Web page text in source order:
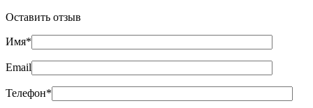
Оставить отзыв
Имя*
Email
Телефон*